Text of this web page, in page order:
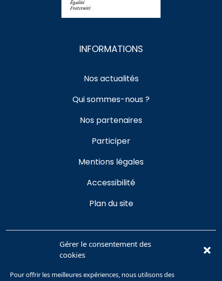
Gérer le consentement des
cookies
Pour offrir les meilleures expériences, nous utilisons des
INFORMATIONS
Nos actualités
Qui sommes-nous ?
Nos partenaires
Participer
Mentions légales
Accessibilité
Plan du site